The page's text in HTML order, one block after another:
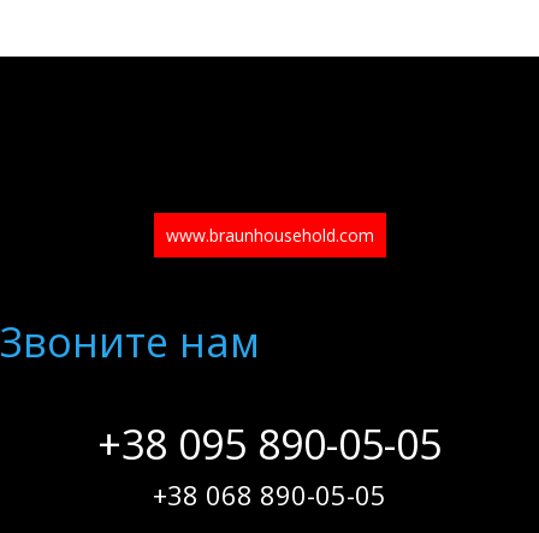
www.braunhousehold.com
Звоните нам
+38 095 890-05-05
+38 068 890-05-05